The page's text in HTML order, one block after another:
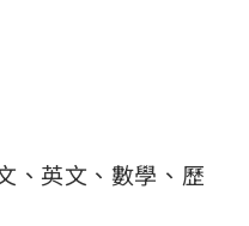
、英文、數學、歷